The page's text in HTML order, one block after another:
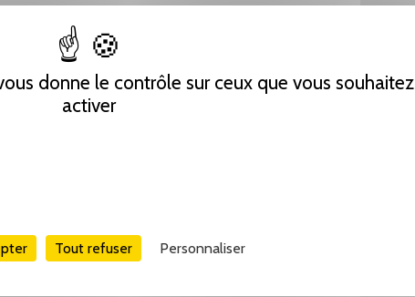
donne le contrôle sur ceux que vous souhaitez
activer
Tout refuser Personnaliser